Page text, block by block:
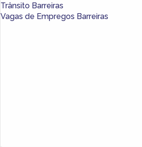
Trânsito Barreiras
Vagas de Empregos Barreiras